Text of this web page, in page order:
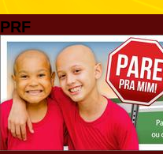
PRF